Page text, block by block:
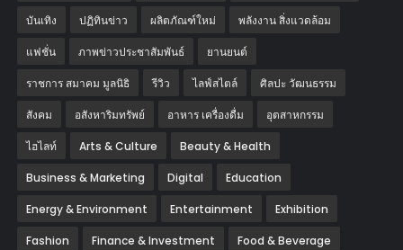
บันเทิง ปฏิทินข่าว ผลิตภัณฑ์ใหม่ พลังงาน สิ่งแวดล้อม
แฟชั่น ภาพข่าวประชาสัมพันธ์ ‎ยานยนต์‎
ราชการ สมาคม มูลนิธิ รีวิว ไลฟ์สไตล์ ศิลปะ วัฒนธรรม
สังคม อสังหาริมทรัพย์ อาหาร เครื่องดื่ม อุตสาหกรรม
ไฮไลท์ Arts & Culture Beauty & Health
Business & Marketing Digital Education
Energy & Environment Entertainment Exhibition
Fashion Finance & Investment Food & Beverage